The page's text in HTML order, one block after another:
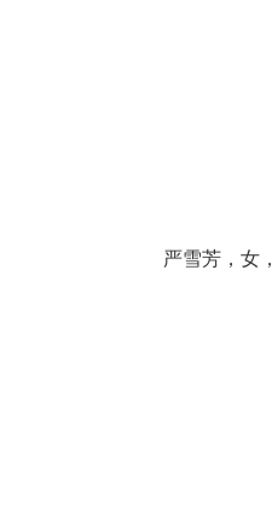
严雪芳，女，